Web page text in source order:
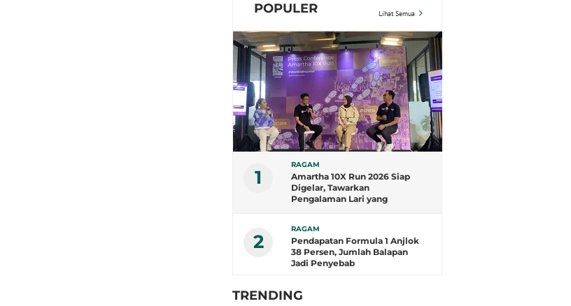
POPULER Lihat Semua
1
RAGAM
Amartha 10X Run 2026 Siap
Digelar, Tawarkan
Pengalaman Lari yang
2
RAGAM
Pendapatan Formula 1 Anjlok
38 Persen, Jumlah Balapan
Jadi Penyebab
TRENDING